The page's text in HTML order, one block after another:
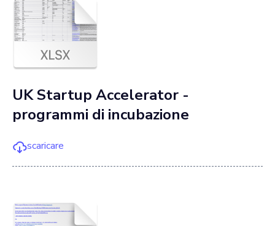
UK Startup Accelerator -
programmi di incubazione
scaricare